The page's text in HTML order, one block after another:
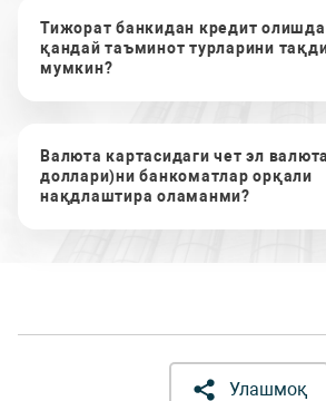
Тижорат банкидан кредит олишда
қандай таъминот турларини
мумкин?
Валюта картасидаги чет эл
доллари)ни банкоматлар орқали
нақдлаштира оламанми?
Улашмоқ